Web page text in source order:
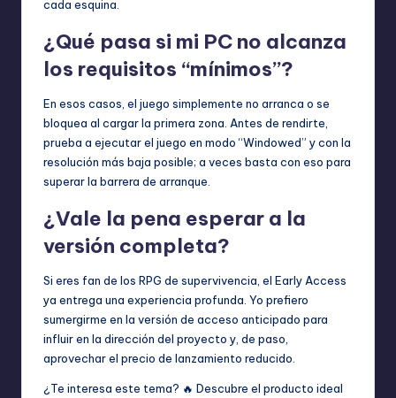
cada esquina.
¿Qué pasa si mi PC no alcanza
los requisitos “mínimos”?
En esos casos, el juego simplemente no arranca o se
bloquea al cargar la primera zona. Antes de rendirte,
prueba a ejecutar el juego en modo “Windowed” y con la
resolución más baja posible; a veces basta con eso para
superar la barrera de arranque.
¿Vale la pena esperar a la
versión completa?
Si eres fan de los RPG de supervivencia, el Early Access
ya entrega una experiencia profunda. Yo prefiero
sumergirme en la versión de acceso anticipado para
influir en la dirección del proyecto y, de paso,
aprovechar el precio de lanzamiento reducido.
¿Te interesa este tema? 🔥 Descubre el producto ideal